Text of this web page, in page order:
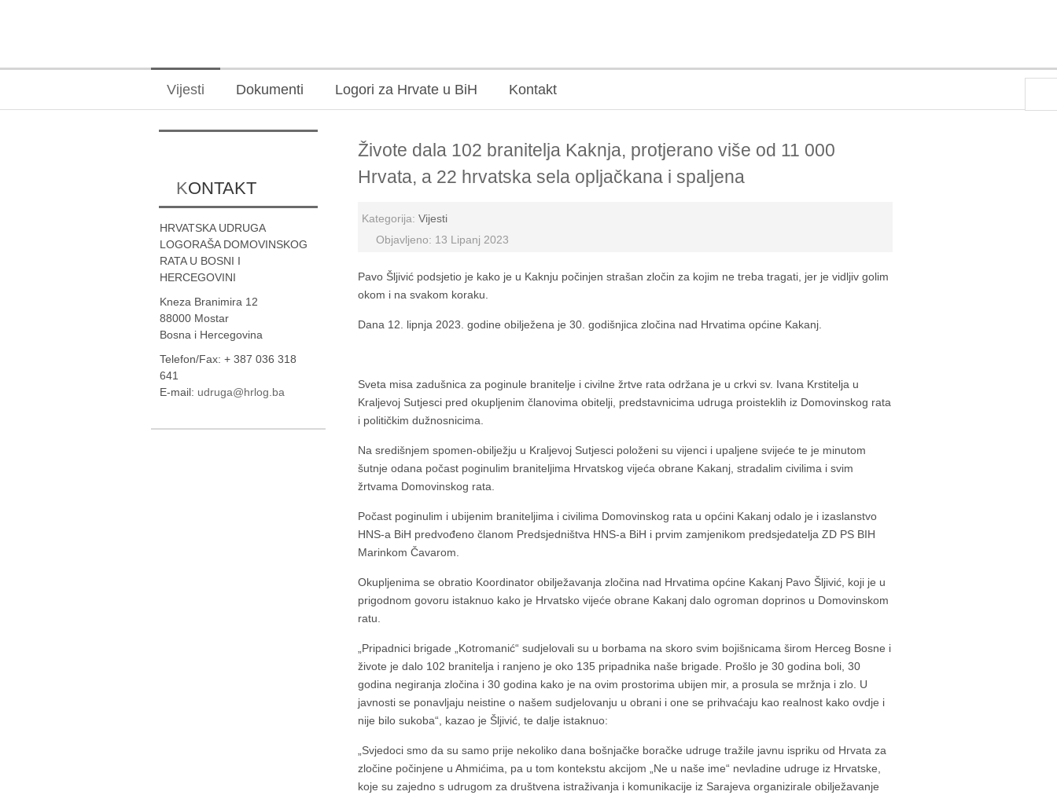
Vijesti Dokumenti Logori za Hrvate u BiH Kontakt
Živote dala 102 branitelja Kaknja, protjerano više od 11 000
Hrvata, a 22 hrvatska sela opljačkana i spaljena
Kategorija:Vijesti
Objavljeno: 13 Lipanj 2023
Pavo Šljivić podsjetio je kako je u Kaknju počinjen strašan zločin za kojim ne treba tragati, jer je vidljiv golim
okom i na svakom koraku.
Dana 12. lipnja 2023. godine obilježena je 30. godišnjica zločina nad Hrvatima općine Kakanj.
Sveta misa zadušnica za poginule branitelje i civilne žrtve rata održana je u crkvi sv. Ivana Krstitelja u
Kraljevoj Sutjesci pred okupljenim članovima obitelji, predstavnicima udruga proisteklih iz Domovinskog rata
i političkim dužnosnicima.
Na središnjem spomen-obilježju u Kraljevoj Sutjesci položeni su vijenci i upaljene svijeće te je minutom
šutnje odana počast poginulim braniteljima Hrvatskog vijeća obrane Kakanj, stradalim civilima i svim
žrtvama Domovinskog rata.
Počast poginulim i ubijenim braniteljima i civilima Domovinskog rata u općini Kakanj odalo je i izaslanstvo
HNS-a BiH predvođeno članom Predsjedništva HNS-a BiH i prvim zamjenikom predsjedatelja ZD PS BIH
Marinkom Čavarom.
Okupljenima se obratio Koordinator obilježavanja zločina nad Hrvatima općine Kakanj Pavo Šljivić, koji je u
prigodnom govoru istaknuo kako je Hrvatsko vijeće obrane Kakanj dalo ogroman doprinos u Domovinskom
ratu.
„Pripadnici brigade „Kotromanić“ sudjelovali su u borbama na skoro svim bojišnicama širom Herceg Bosne i
živote je dalo 102 branitelja i ranjeno je oko 135 pripadnika naše brigade. Prošlo je 30 godina boli, 30
godina negiranja zločina i 30 godina kako je na ovim prostorima ubijen mir, a prosula se mržnja i zlo. U
javnosti se ponavljaju neistine o našem sudjelovanju u obrani i one se prihvaćaju kao realnost kako ovdje i
nije bilo sukoba“, kazao je Šljivić, te dalje istaknuo:
„Svjedoci smo da su samo prije nekoliko dana bošnjačke boračke udruge tražile javnu ispriku od Hrvata za
zločine počinjene u Ahmićima, pa u tom kontekstu akcijom „Ne u naše ime“ nevladine udruge iz Hrvatske,
koje su zajedno s udrugom za društvena istraživanja i komunikacije iz Sarajeva organizirale obilježavanje
KONTAKT
HRVATSKA UDRUGA
LOGORAŠA DOMOVINSKOG
RATA U BOSNI I
HERCEGOVINI
Kneza Branimira 12
88000 Mostar
Bosna i Hercegovina
Telefon/Fax: + 387 036 318
641
E-mail: udruga@hrlog.ba